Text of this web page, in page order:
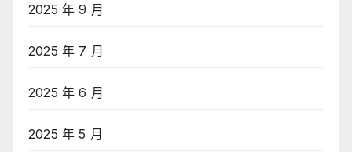
2025 年 9 月
2025 年 7 月
2025 年 6 月
2025 年 5 月